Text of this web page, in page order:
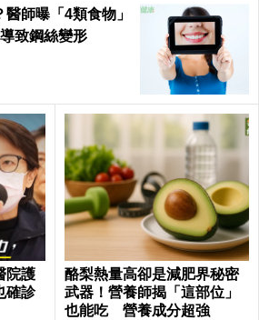
師曝「4類食物」
致鋼絲變形
院護
確診
酪梨熱量高卻是減肥界秘密
武器！營養師揭「這部位」
也能吃 營養成分超強